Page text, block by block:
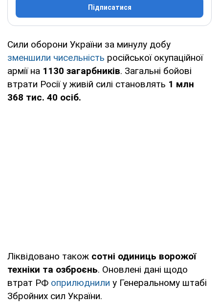
Підписатися
Сили оборони України за минулу добу
зменшили чисельність російської окупаційної
армії на 1130 загарбників. Загальні бойові
втрати Росії у живій силі становлять 1 млн
368 тис. 40 осіб.
Ліквідовано також сотні одиниць ворожої
техніки та озброєнь. Оновлені дані щодо
втрат РФ оприлюднили у Генеральному штабі
Збройних сил України.